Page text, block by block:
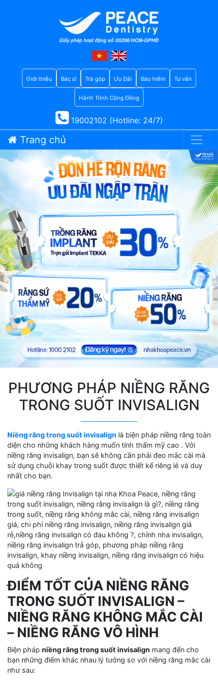
Giới thiệu Bác sĩ Trả góp Ưu Đãi Bảo hiểm Tư vấn
Hành Trình Cộng Đồng
19002102 (Hotline: 24/7)
Trang chủ
PHƯƠNG PHÁP NIỀNG RĂNG
TRONG SUỐT INVISALIGN
Niềng răng trong suốt invisalign là biện pháp niềng răng toàn
diện cho những khách hàng muốn tính thẩm mỹ cao . Với
niềng răng invisalign, bạn sẽ không cần phải đeo mắc cài mà
sử dụng chuỗi khay trong suốt được thiết kế riêng lẻ và duy
nhất cho bạn.
ĐIỂM TỐT CỦA NIỀNG RĂNG
TRONG SUỐT INVISALIGN –
NIỀNG RĂNG KHÔNG MẮC CÀI
– NIỀNG RĂNG VÔ HÌNH
Biện pháp niềng răng trong suốt invisalign mang đến cho
bạn những điểm khác nhau lý tưởng so với niềng răng mắc cài
như sau: